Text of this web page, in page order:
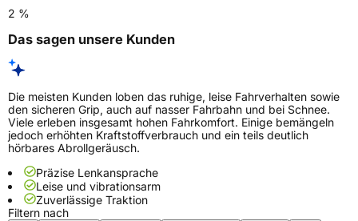
2 %
Das sagen unsere Kunden
Die meisten Kunden loben das ruhige, leise Fahrverhalten sowie
den sicheren Grip, auch auf nasser Fahrbahn und bei Schnee.
Viele erleben insgesamt hohen Fahrkomfort. Einige bemängeln
jedoch erhöhten Kraftstoffverbrauch und ein teils deutlich
hörbares Abrollgeräusch.
Präzise Lenkansprache
Leise und vibrationsarm
Zuverlässige Traktion
Filtern nach